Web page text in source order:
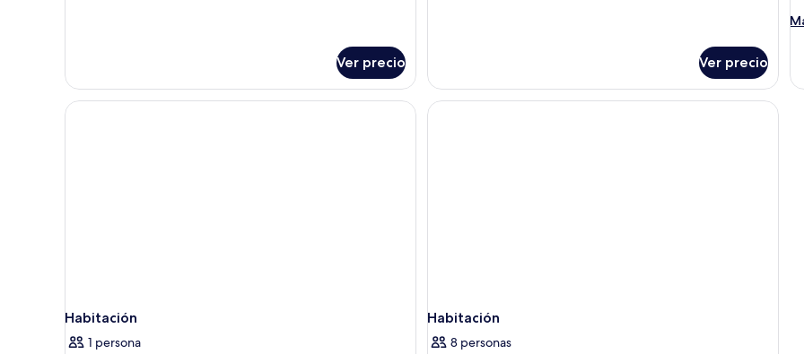
Bed)
1
cama
matrimonial
Ver precio
Sofa
Bed)
matrimonial
2
Ver precio
Habitación
1 persona
Habitación
8 personas